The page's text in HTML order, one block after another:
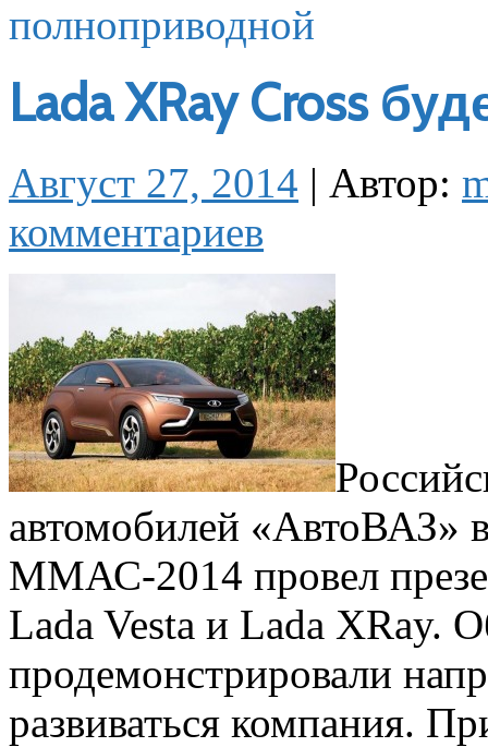
полноприводной
Lada XRay Cross
Август 27, 2014 | Автор:
комментариев
автомобилей «АвтоВАЗ»
ММАС-2014 провел
Lada Vesta и Lada XRay.
продемонстрировали
развиваться компания.